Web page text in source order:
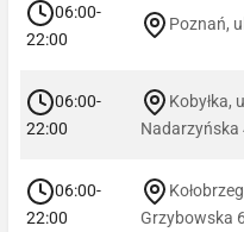
06:00-
22:00
Poznań,
06:00-
22:00
Kobyłka,
Nadarzyńska
06:00-
22:00
Grzybowska